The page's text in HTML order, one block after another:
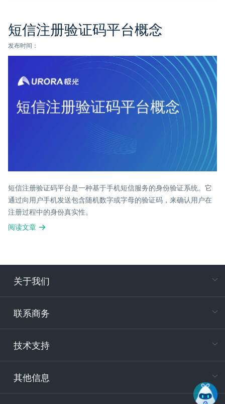
短信注册验证码平台概念
发布时间：
短信注册验证码平台是一种基于手机短信服务的身份验证系统。它
通过向用户手机发送包含随机数字或字母的验证码，来确认用户在
注册过程中的身份真实性。
阅读文章
关于我们
联系商务
技术支持
其他信息
电
400-
技